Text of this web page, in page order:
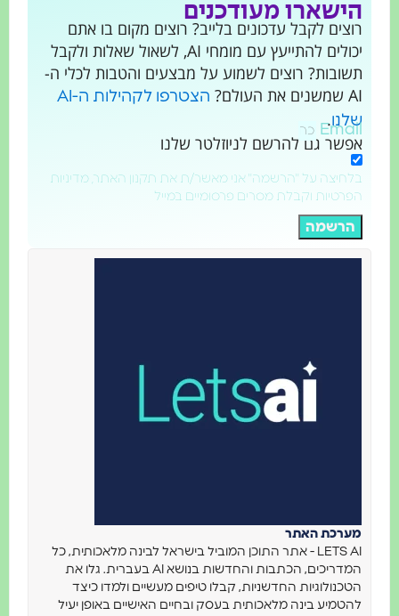
הישארו מעודכנים
רוצים לקבל עדכונים בלייב? רוצים מקום בו אתם
יכולים להתייעץ עם מומחי AI, לשאול שאלות ולקבל
תשובות? רוצים לשמוע על מבצעים והטבות לכלי ה-
AI שמשנים את העולם?
הצטרפו לקהילות ה-AI
שלנו.
אפשר גם להרשם לניוזלטר שלנו
Email
בלחיצה על "הרשמה" אני מאשר/ת את תקנון האתר, מדיניות
הפרטיות וקבלת מסרים פרסומיים במייל
הרשמה
מערכת האתר
LETS AI - אתר התוכן המוביל בישראל לבינה מלאכותית, כל
המדריכים, הכתבות והחדשות בנושא AI בעברית. גלו את
הטכנולוגיות החדשניות, קבלו טיפים מעשיים ולמדו כיצד
להטמיע בינה מלאכותית בעסק ובחיים האישיים באופן יעיל